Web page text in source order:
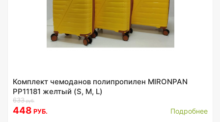
Комплект чемоданов полипропилен MIRONPAN
PP11181 желтый (S, M, L)
633руб.
448 РУБ. Подробнее